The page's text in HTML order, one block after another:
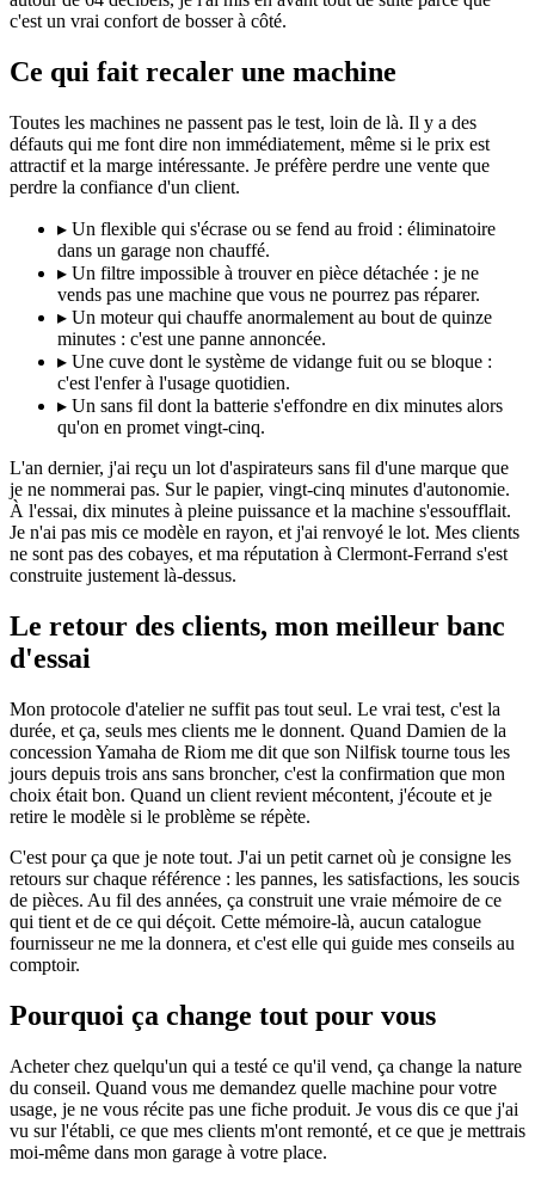
c'est un vrai confort de bosser à côté.
Ce qui fait recaler une machine
Toutes les machines ne passent pas le test, loin de là. Il y a des
défauts qui me font dire non immédiatement, même si le prix est
attractif et la marge intéressante. Je préfère perdre une vente que
perdre la confiance d'un client.
▸ Un flexible qui s'écrase ou se fend au froid : éliminatoire
dans un garage non chauffé.
▸ Un filtre impossible à trouver en pièce détachée : je ne
vends pas une machine que vous ne pourrez pas réparer.
▸ Un moteur qui chauffe anormalement au bout de quinze
minutes : c'est une panne annoncée.
▸ Une cuve dont le système de vidange fuit ou se bloque :
c'est l'enfer à l'usage quotidien.
▸ Un sans fil dont la batterie s'effondre en dix minutes alors
qu'on en promet vingt-cinq.
L'an dernier, j'ai reçu un lot d'aspirateurs sans fil d'une marque que
je ne nommerai pas. Sur le papier, vingt-cinq minutes d'autonomie.
À l'essai, dix minutes à pleine puissance et la machine s'essoufflait.
Je n'ai pas mis ce modèle en rayon, et j'ai renvoyé le lot. Mes clients
ne sont pas des cobayes, et ma réputation à Clermont-Ferrand s'est
construite justement là-dessus.
Le retour des clients, mon meilleur banc
d'essai
Mon protocole d'atelier ne suffit pas tout seul. Le vrai test, c'est la
durée, et ça, seuls mes clients me le donnent. Quand Damien de la
concession Yamaha de Riom me dit que son Nilfisk tourne tous les
jours depuis trois ans sans broncher, c'est la confirmation que mon
choix était bon. Quand un client revient mécontent, j'écoute et je
retire le modèle si le problème se répète.
C'est pour ça que je note tout. J'ai un petit carnet où je consigne les
retours sur chaque référence : les pannes, les satisfactions, les soucis
de pièces. Au fil des années, ça construit une vraie mémoire de ce
qui tient et de ce qui déçoit. Cette mémoire-là, aucun catalogue
fournisseur ne me la donnera, et c'est elle qui guide mes conseils au
comptoir.
Pourquoi ça change tout pour vous
Acheter chez quelqu'un qui a testé ce qu'il vend, ça change la nature
du conseil. Quand vous me demandez quelle machine pour votre
usage, je ne vous récite pas une fiche produit. Je vous dis ce que j'ai
vu sur l'établi, ce que mes clients m'ont remonté, et ce que je mettrais
moi-même dans mon garage à votre place.